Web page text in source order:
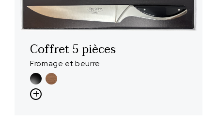
Coffret 5 pièces
Fromage et beurre